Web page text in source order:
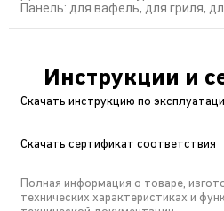
Панель: для вафель, для гриля,
Инструкции и
Скачать инструкцию по
Скачать сертификат соответствия
Полная информация о товаре,
технических характеристиках и